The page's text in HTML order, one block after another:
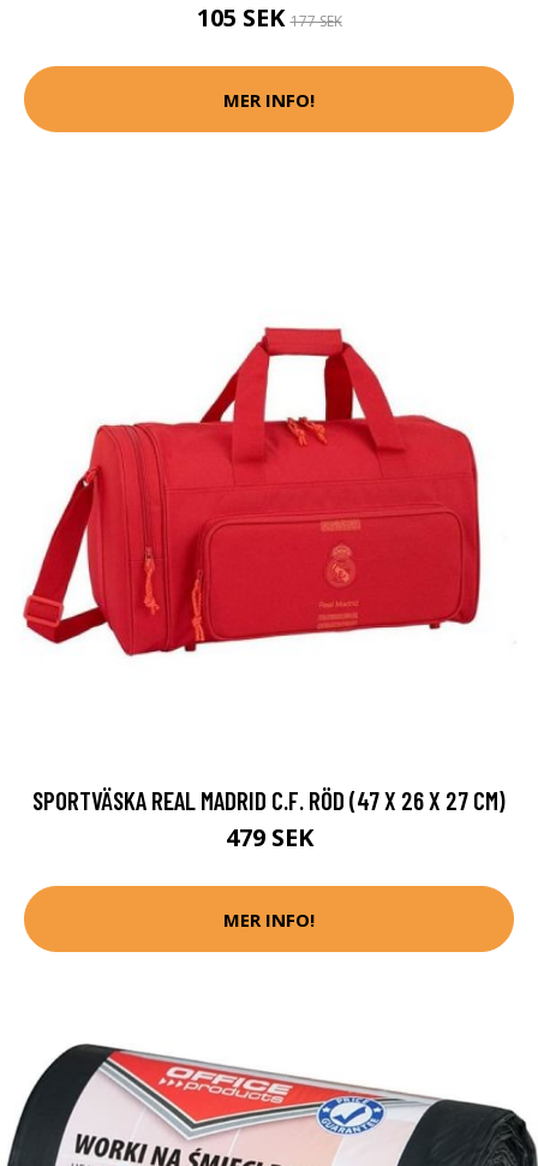
105 SEK177 SEK
MER INFO!
SPORTVÄSKA REAL MADRID C.F. RÖD (47 X 26 X 27 CM)
479 SEK
MER INFO!